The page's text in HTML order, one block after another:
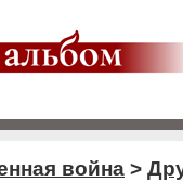
война >